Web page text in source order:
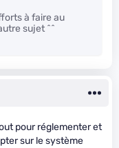
à faire au
sujet ^^
pour réglementer et
sur le système